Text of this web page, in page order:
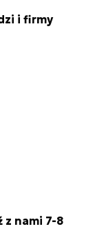
i firmy
z nami 7-8